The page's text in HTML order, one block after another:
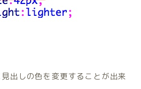
出しの色を変更することが出来